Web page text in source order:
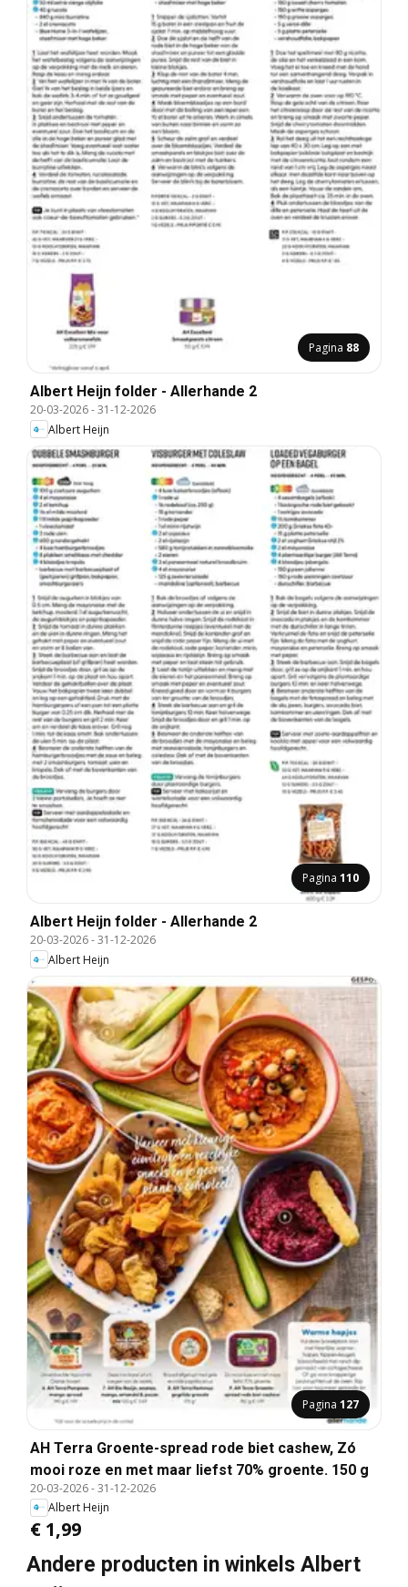
Pagina 88
Albert Heijn folder - Allerhande 2
20-03-2026-31-12-2026
Albert Heijn
Pagina 110
Albert Heijn folder - Allerhande 2
20-03-2026-31-12-2026
Albert Heijn
Pagina 127
AH Terra Groente-spread rode biet cashew, Zó
mooi roze en met maar liefst 70% groente. 150 g
20-03-2026-31-12-2026
Albert Heijn
€ 1,99
Andere producten in winkels Albert